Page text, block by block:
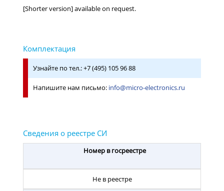
[Shorter version] available on request.
Узнайте по тел.: +7 (495) 105 96 88
Напишите нам письмо: info@micro-electronics.ru
Номер в госреестре
Не в реестре